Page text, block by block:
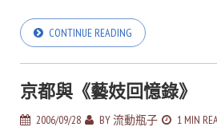
CONTINUE READING
京都與《藝妓回憶錄》
2006/09/28 BY流動瓶子 1 MIN